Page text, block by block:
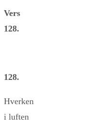
Vers
128.
128.
Hverken
i luften